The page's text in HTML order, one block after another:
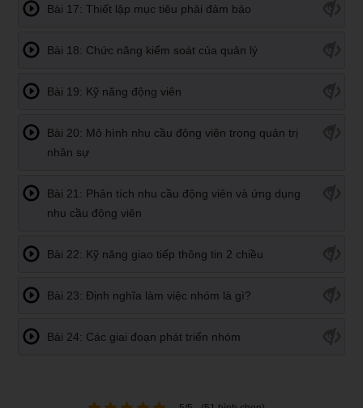
Bài 17: Thiết lập mục tiêu phải đảm bảo
Bài 18: Chức năng kiểm soát của quản lý
Bài 19: Kỹ năng động viên
Bài 20: Mô hình nhu cầu động viên trong quản trị
nhân sự
Bài 21: Phân tích nhu cầu động viên và ứng dụng
nhu cầu động viên
Bài 22: Kỹ năng giao tiếp thông tin 2 chiều
Bài 23: Định nghĩa làm việc nhóm là gì?
Bài 24: Các giai đoạn phát triển nhóm